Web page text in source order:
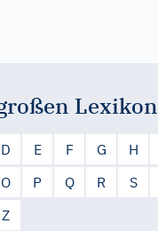
Lexikon
D E F G H
O P Q R S
Z